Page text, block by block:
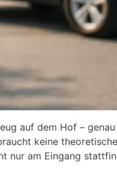
auf dem Hof –
keine
nur am Eingang